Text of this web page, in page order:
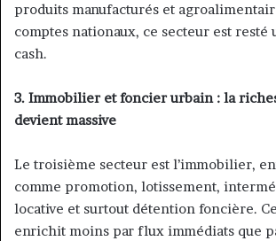
produits manufacturés et
comptes nationaux, ce secteur est resté
cash.
3. Immobilier et foncier urbain : la
devient massive
Le troisième secteur est l’immobilier,
comme promotion, lotissement,
locative et surtout détention foncière.
enrichit moins par flux immédiats que